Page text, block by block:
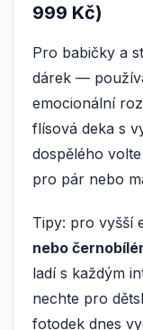
999 Kč)
Pro babičky a
dárek —
emocionální
flísová deka s
dospělého
pro pár nebo
Tipy: pro vyšší
nebo
ladí s každým
nechte pro
fotodek dnes